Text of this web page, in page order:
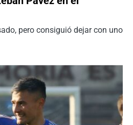
pero consiguió dejar con uno